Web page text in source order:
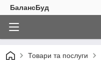
БалансБуд
Товари та послуги